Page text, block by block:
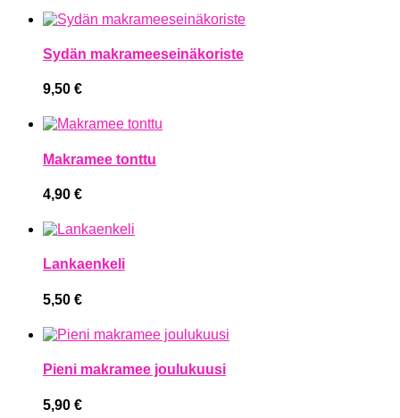
Sydän makrameeseinäkoriste
9,50 €
Makramee tonttu
4,90 €
Lankaenkeli
5,50 €
Pieni makramee joulukuusi
5,90 €